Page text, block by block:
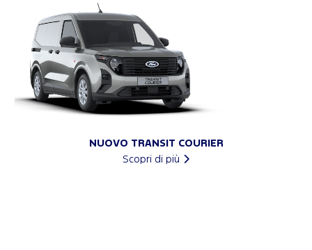
NUOVO TRANSIT COURIER
Scopri di più